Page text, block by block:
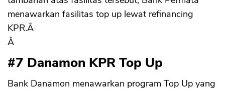
menawarkan fasilitas top up lewat refinancing
KPR.Â
Â
#7 Danamon KPR Top Up
Bank Danamon menawarkan program Top Up yang